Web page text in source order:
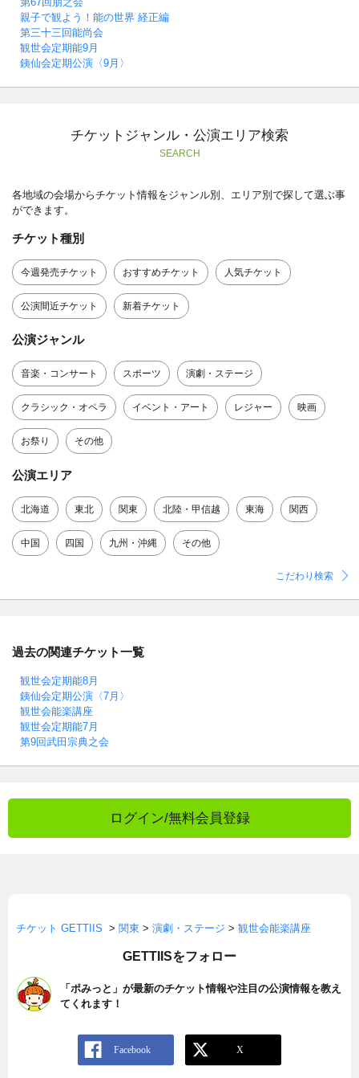
親子で観よう！能の世界 経正編
第三十三回能尚会
観世会定期能9月
銕仙会定期公演〈9月〉
チケットジャンル・公演エリア検索
SEARCH
各地域の会場からチケット情報をジャンル別、エリア別で探して選ぶ事
ができます。
チケット種別
今週発売チケット おすすめチケット 人気チケット
公演間近チケット 新着チケット
公演ジャンル
音楽・コンサート スポーツ 演劇・ステージ
クラシック・オペラ イベント・アート レジャー 映画
お祭り その他
公演エリア
北海道 東北 関東 北陸・甲信越 東海 関西
中国 四国 九州・沖縄 その他
こだわり検索
過去の関連チケット一覧
観世会定期能8月
銕仙会定期公演〈7月〉
観世会能楽講座
観世会定期能7月
第9回武田宗典之会
ログイン/無料会員登録
チケット GETTIIS > 関東 > 演劇・ステージ > 観世会能楽講座
GETTIISをフォロー
「ポみっと」が最新のチケット情報や注目の公演情報を教え
てくれます！